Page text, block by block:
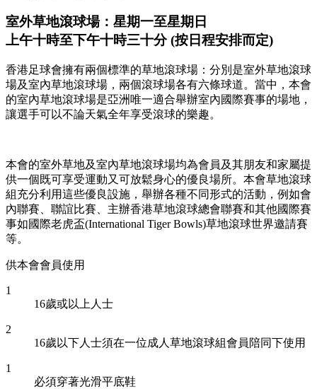
室外草地滾球場：星期一至星期日
上午十時至下午十時三十分 (按日程安排而定)
香港足球會擁有兩個標準的草地滾球場：分別是室外草地滾球
場及室內草地滾球場，兩個滾球場各有六條球道。當中，本會
的室內草地滾球場是亞洲唯一適合舉辦室內國際賽事的場地，
讓選手可以不論天氣全年享受滾球的樂趣。
本會的室外草地及室內草地滾球場均為會員及其朋友和家屬提
供一個既可享受運動又可放鬆身心的優良場所。本會草地滾球
組充分利用這些優良設施，舉辦各種不同形式的活動，例如會
內聯賽、聯誼比賽、主辦香港草地滾球總會聯賽和其他國際賽
事如國際老虎盃(International Tiger Bowls)草地滾球世界邀請賽
等。
供本會會員使用
1
16歲或以上人士
2
16歲以下人士須在一位成人草地滾球組會員陪同下使用
1
必須穿著光滑平底鞋